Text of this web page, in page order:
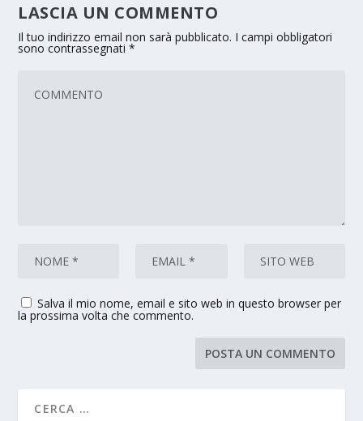
LASCIA UN COMMENTO
Il tuo indirizzo email non sarà pubblicato. I campi obbligatori
sono contrassegnati*
Salva il mio nome, email e sito web in questo browser per
la prossima volta che commento.